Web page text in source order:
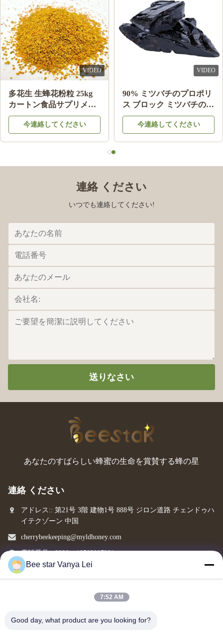
I’ve been buying beekeeping supplies from this company for over
a year, and I’m consistently impressed. The shipping speed is
incredible，which is crucial when I run low on hive tools or
frames. I’ve been a monthly repeat customer , restocking
foundation sheets and feeders regularly. It’s reassuring to know I
can count on both the products and the team behind them. If
to go.​
Yves Blanchette
Thanks to Mandy Liao for his excellent work It’s always a
pleasure to communicate with her. Excellent products quality and
A Armando Alvarez
Dec 16.2021
Best customer experience of my life.
VIDEO
多花生 生蜂花粉粒 25kg
カートン食品サプリメン
ト
今連絡してください
VIDEO
90% ミツバチのプロポリ
ス ブロック ミツバチの製
品 ミツバチの星から健康
のために
今連絡してください
連絡 ください
いつでも連絡してください!
送りなさい
あなたのすばらしい蜂蜜の生命を賞賛する蜂の星
連絡 ください
アドレス:: 第21号 3階 建物1号 888号 ジロン道路 チェンドゥハ
イテクゾーン 中国
cherrybeekeeping@myldhoney.com
電話番号:: 0086---18582997231
LIFE. All Rights Reserved.
Bee star Vanya Lei
7:52 AM
Good day, what product are you looking for?